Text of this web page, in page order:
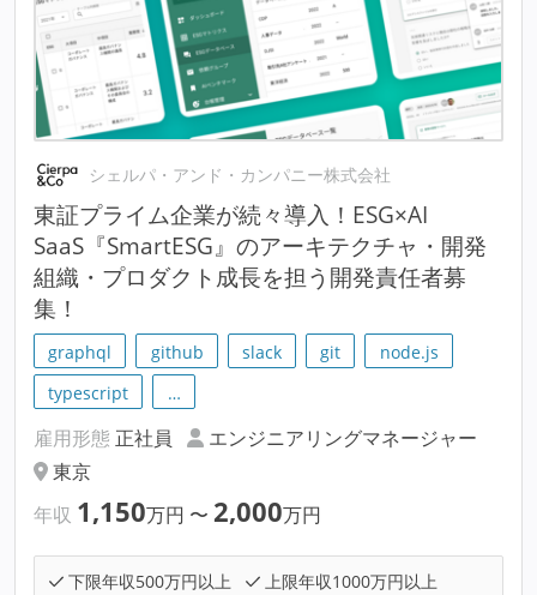
シェルパ・アンド・カンパニー株式会社
東証プライム企業が続々導入！ESG×AI
SaaS『SmartESG』のアーキテクチャ・開発
組織・プロダクト成長を担う開発責任者募
集！
graphql github slack git
node.js
typescript
…
雇用形態 正社員
エンジニアリングマネージャー
東京
年収 1,150万円 〜 2,000万円
下限年収500万円以上
上限年収1000万円以上